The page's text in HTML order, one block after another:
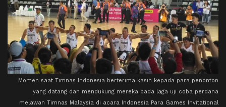
Momen saat Timnas Indonesia berterima kasih kepada para penonton
yang datang dan mendukung mereka pada laga uji coba perdana
melawan Timnas Malaysia di acara Indonesia Para Games Invitational